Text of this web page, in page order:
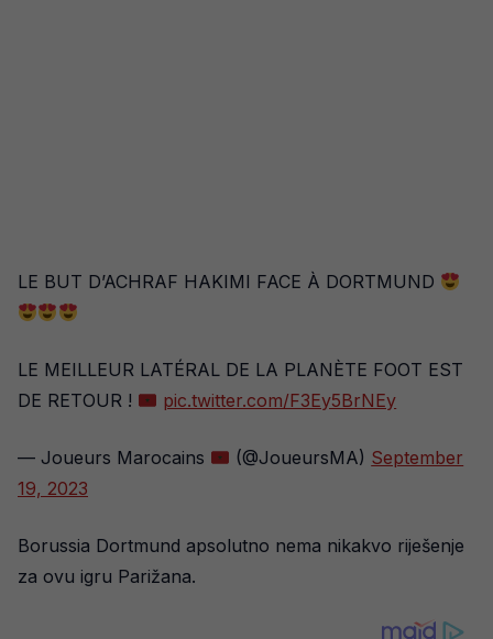
LE BUT D’ACHRAF HAKIMI FACE À DORTMUND
LE MEILLEUR LATÉRAL DE LA PLANÈTE FOOT EST
DE RETOUR !
pic.twitter.com/F3Ey5BrNEy
— Joueurs Marocains (@JoueursMA) September
19, 2023
Borussia Dortmund apsolutno nema nikakvo riješenje
za ovu igru Parižana.